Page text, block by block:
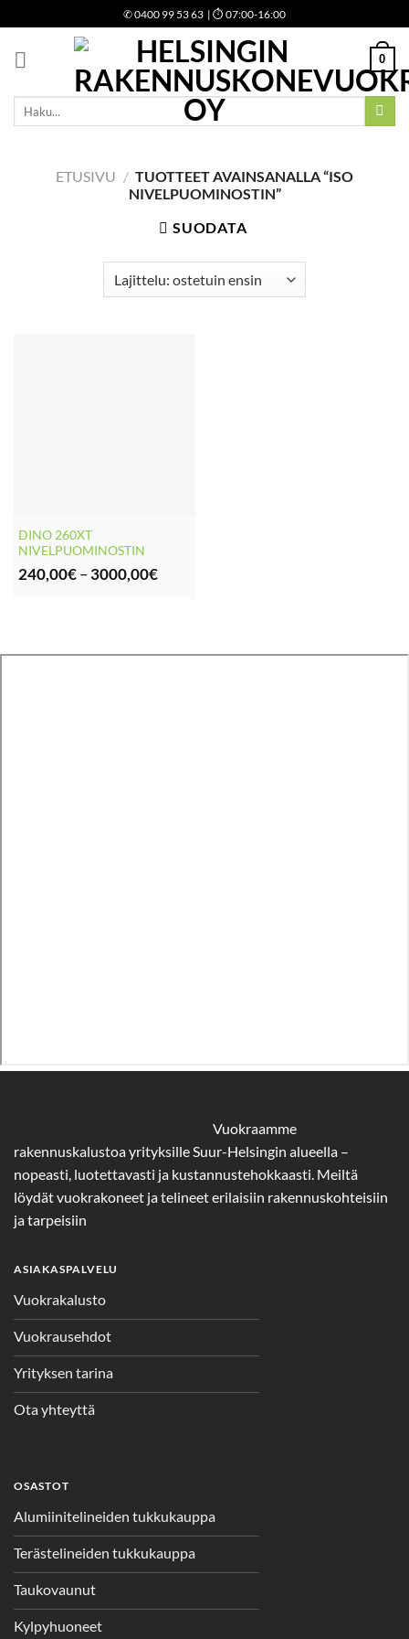
to
content
✆0400 99 53 63 | ⏱ 07:00-16:00
0
Etsi:
ETUSIVU / TUOTTEET AVAINSANALLA “ISO
NIVELPUOMINOSTIN”
SUODATA
DINO 260XT
NIVELPUOMINOSTIN
240,00€ – 3000,00€Hintaluokka:
Vuokraamme
rakennuskalustoa yrityksille Suur-Helsingin alueella –
nopeasti, luotettavasti ja kustannustehokkaasti. Meiltä
löydät vuokrakoneet ja telineet erilaisiin rakennuskohteisiin
ja tarpeisiin
ASIAKASPALVELU
Vuokrakalusto
Vuokrausehdot
Yrityksen tarina
Ota yhteyttä
OSASTOT
Alumiinitelineiden tukkukauppa
Terästelineiden tukkukauppa
Taukovaunut
Kylpyhuoneet